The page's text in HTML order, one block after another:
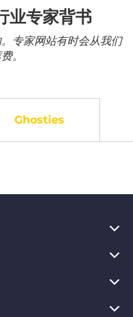
业专家背书
专家网站有时会从我们
。
Ghosties